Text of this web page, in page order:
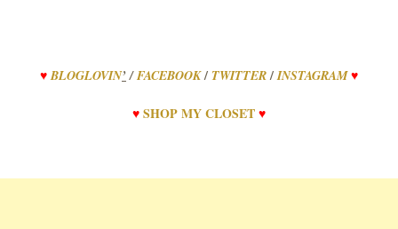
♥ BLOGLOVIN’/FACEBOOK / TWITTER / INSTAGRAM ♥
♥SHOPMYCLOSET♥